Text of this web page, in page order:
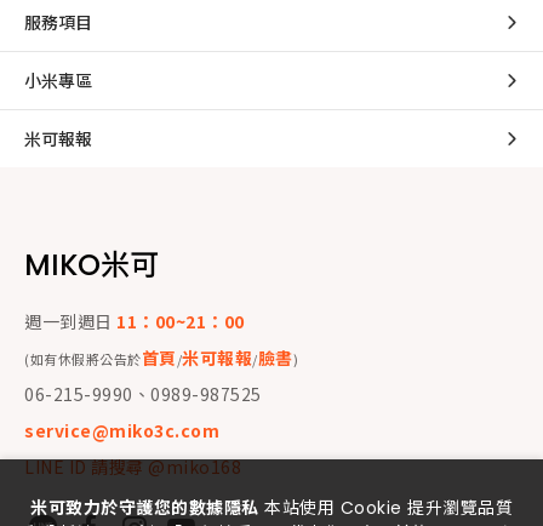
服務項目
小米專區
米可報報
MIKO米可
週一到週日 11：00~21：00
(如有休假將公告於首頁/米可報報/臉書)
06-215-9990、0989-987525
service@miko3c.com
LINE ID 請搜尋 @miko168
米可致力於守護您的數據隱私 本站使用 Cookie 提升瀏覽品質